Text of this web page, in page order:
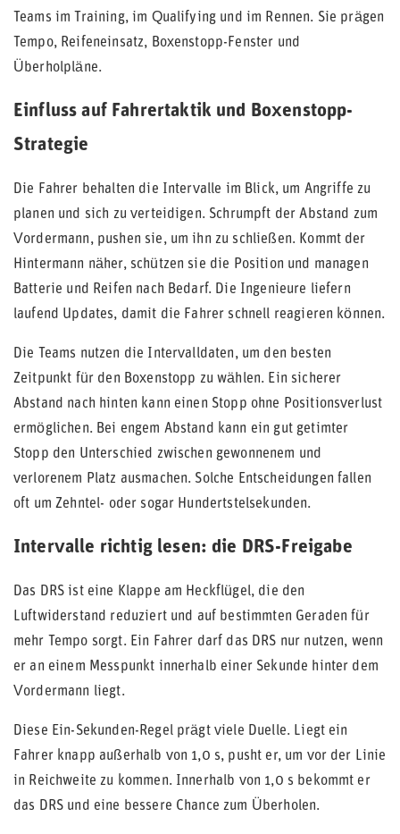
Teams im Training, im Qualifying und im Rennen. Sie prägen
Tempo, Reifeneinsatz, Boxenstopp-Fenster und
Überholpläne.
Einfluss auf Fahrertaktik und Boxenstopp-
Strategie
Die Fahrer behalten die Intervalle im Blick, um Angriffe zu
planen und sich zu verteidigen. Schrumpft der Abstand zum
Vordermann, pushen sie, um ihn zu schließen. Kommt der
Hintermann näher, schützen sie die Position und managen
Batterie und Reifen nach Bedarf. Die Ingenieure liefern
laufend Updates, damit die Fahrer schnell reagieren können.
Die Teams nutzen die Intervalldaten, um den besten
Zeitpunkt für den Boxenstopp zu wählen. Ein sicherer
Abstand nach hinten kann einen Stopp ohne Positionsverlust
ermöglichen. Bei engem Abstand kann ein gut getimter
Stopp den Unterschied zwischen gewonnenem und
verlorenem Platz ausmachen. Solche Entscheidungen fallen
oft um Zehntel- oder sogar Hundertstelsekunden.
Intervalle richtig lesen: die DRS-Freigabe
Das DRS ist eine Klappe am Heckflügel, die den
Luftwiderstand reduziert und auf bestimmten Geraden für
mehr Tempo sorgt. Ein Fahrer darf das DRS nur nutzen, wenn
er an einem Messpunkt innerhalb einer Sekunde hinter dem
Vordermann liegt.
Diese Ein-Sekunden-Regel prägt viele Duelle. Liegt ein
Fahrer knapp außerhalb von 1,0 s, pusht er, um vor der Linie
in Reichweite zu kommen. Innerhalb von 1,0 s bekommt er
das DRS und eine bessere Chance zum Überholen.